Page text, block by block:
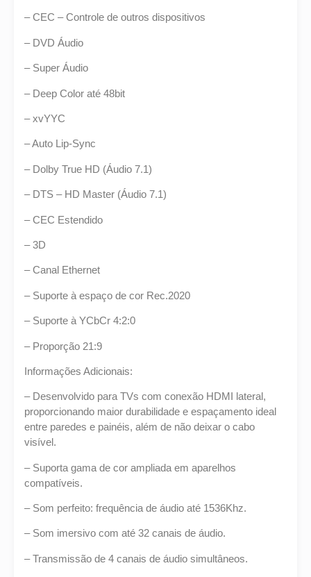
– CEC – Controle de outros dispositivos
– DVD Áudio
– Super Áudio
– Deep Color até 48bit
– xvYYC
– Auto Lip-Sync
– Dolby True HD (Áudio 7.1)
– DTS – HD Master (Áudio 7.1)
– CEC Estendido
– 3D
– Canal Ethernet
– Suporte à espaço de cor Rec.2020
– Suporte à YCbCr 4:2:0
– Proporção 21:9
Informações Adicionais:
– Desenvolvido para TVs com conexão HDMI lateral,
proporcionando maior durabilidade e espaçamento ideal
entre paredes e painéis, além de não deixar o cabo
visível.
– Suporta gama de cor ampliada em aparelhos
compatíveis.
– Som perfeito: frequência de áudio até 1536Khz.
– Som imersivo com até 32 canais de áudio.
– Transmissão de 4 canais de áudio simultâneos.